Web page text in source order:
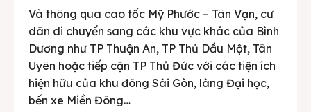
Và thông qua cao tốc Mỹ Phước – Tân Vạn, cư
dân di chuyển sang các khu vực khác của Bình
Dương như TP Thuận An, TP Thủ Dầu Một, Tân
Uyên hoặc tiếp cận TP Thủ Đức với các tiện ích
hiện hữu của khu đông Sài Gòn, làng Đại học,
bến xe Miền Đông…